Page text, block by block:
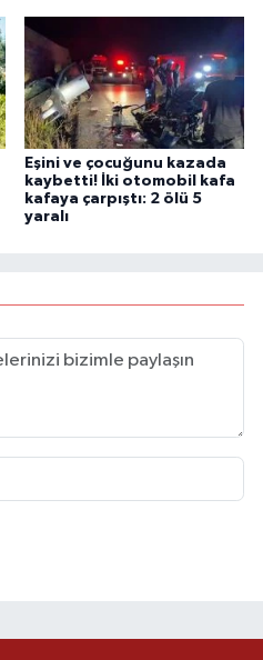
Eşini ve çocuğunu kazada
kaybetti! İki otomobil kafa
kafaya çarpıştı: 2 ölü 5
yaralı